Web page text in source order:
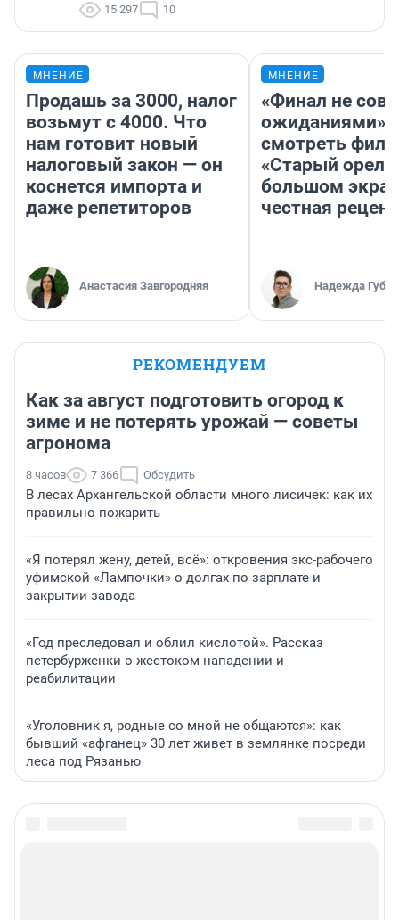
15 297 10
МНЕНИЕ
Продашь за 3000, налог
возьмут с 4000. Что
нам готовит новый
налоговый закон — он
коснется импорта и
даже репетиторов
Анастасия Завгородняя
МНЕНИЕ
«Финал не
ожиданиями»:
смотреть
«Старый орел»
большом
честная
Надежда
РЕКОМЕНДУЕМ
Как за август подготовить огород к
зиме и не потерять урожай — советы
агронома
8 часов 7 366 Обсудить
В лесах Архангельской области много лисичек: как их
правильно пожарить
«Я потерял жену, детей, всё»: откровения экс-рабочего
уфимской «Лампочки» о долгах по зарплате и
закрытии завода
«Год преследовал и облил кислотой». Рассказ
петербурженки о жестоком нападении и
реабилитации
«Уголовник я, родные со мной не общаются»: как
бывший «афганец» 30 лет живет в землянке посреди
леса под Рязанью